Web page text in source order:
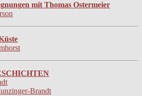
mit Thomas Ostermeier
Brandt